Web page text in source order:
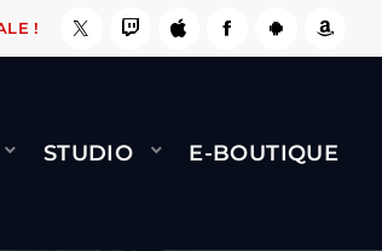
NAMI BERNARD MINET - FLY
!
STUDIO E-BOUTIQUE